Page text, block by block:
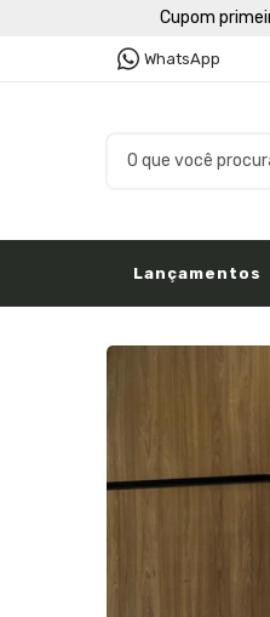
Cupom
WhatsApp
Lançamentos